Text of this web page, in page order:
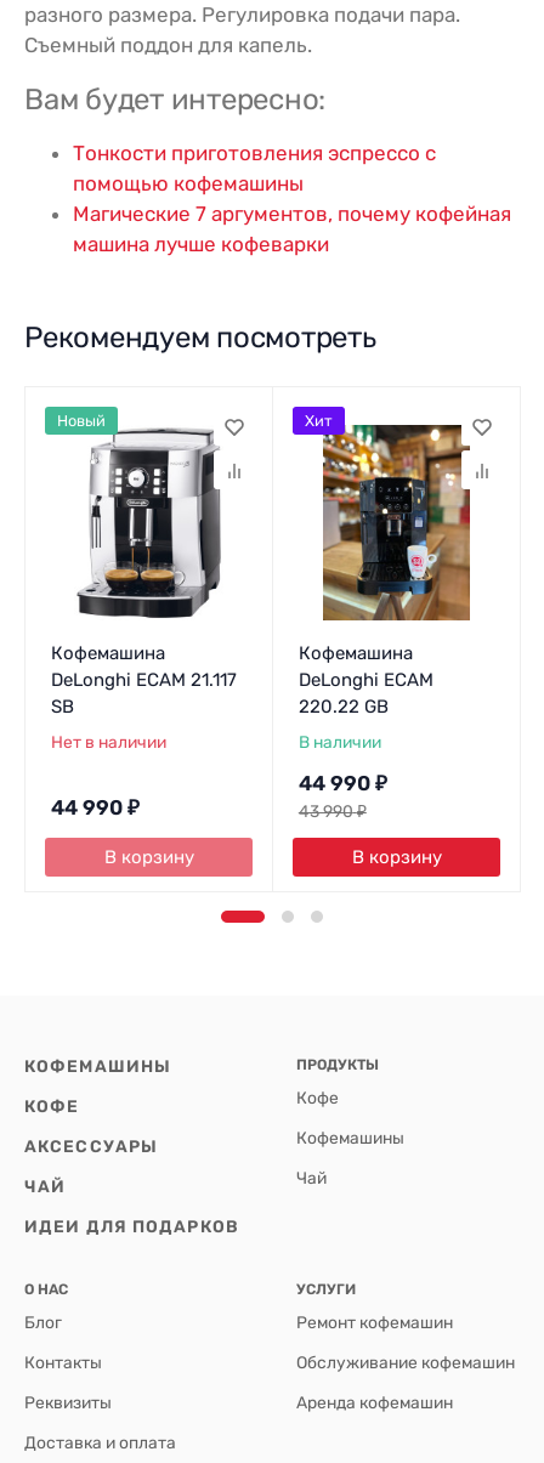
разного размера. Регулировка подачи пара.
Съемный поддон для капель.
Вам будет интересно:
Тонкости приготовления эспрессо с
помощью кофемашины
Магические 7 аргументов, почему кофейная
машина лучше кофеварки
Рекомендуем посмотреть
Кофемашина
DeLonghi ECAM 21.117
SB
Нет в наличии
44 990 ₽
В корзину
Новый
Кофемашина
DeLonghi ECAM
220.22 GB
В наличии
44 990 ₽
43 990₽
В корзину
Хит
КОФЕМАШИНЫ
КОФЕ
АКСЕССУАРЫ
ЧАЙ
ИДЕИ ДЛЯ ПОДАРКОВ
ПРОДУКТЫ
Кофе
Кофемашины
Чай
О НАС
Блог
Контакты
Реквизиты
Доставка и оплата
УСЛУГИ
Ремонт кофемашин
Обслуживание кофемашин
Аренда кофемашин